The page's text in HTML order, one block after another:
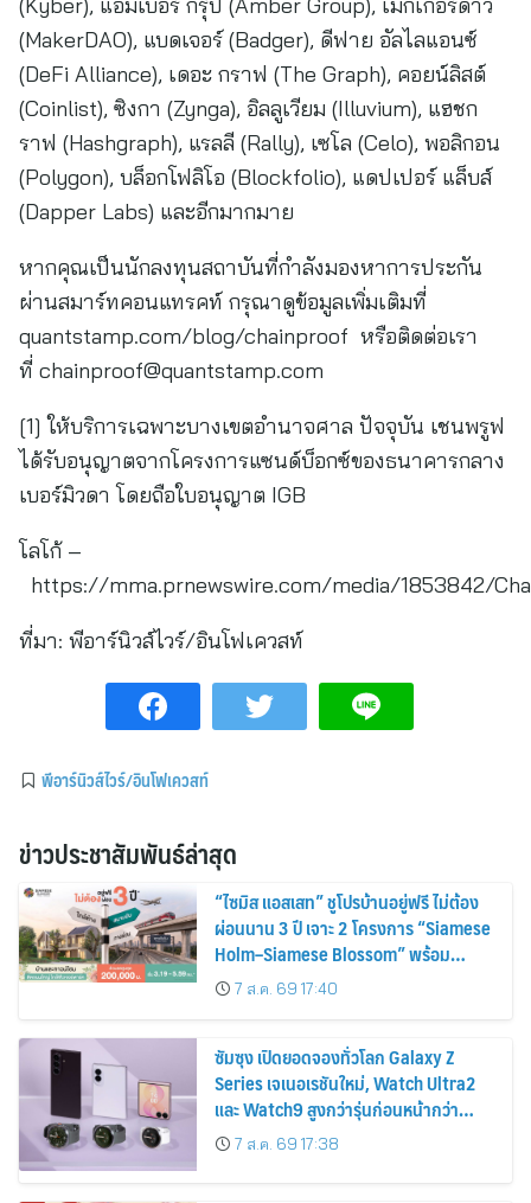
(MakerDAO), แบดเจอร์ (Badger), ดีฟาย อัลไลแอนซ์
(DeFi Alliance), เดอะ กราฟ (The Graph), คอยน์ลิสต์
(Coinlist), ซิงกา (Zynga), อิลลูเวียม (Illuvium), แฮชก
ราฟ (Hashgraph), แรลลี (Rally), เซโล (Celo), พอลิกอน
(Polygon), บล็อกโฟลิโอ (Blockfolio), แดปเปอร์ แล็บส์
(Dapper Labs) และอีกมากมาย
หากคุณเป็นนักลงทุนสถาบันที่กำลังมองหาการประกัน
ผ่านสมาร์ทคอนแทรคท์ กรุณาดูข้อมูลเพิ่มเติมที่
quantstamp.com/blog/chainproof หรือติดต่อเรา
ที่ chainproof@quantstamp.com
[1] ให้บริการเฉพาะบางเขตอำนาจศาล ปัจจุบัน เชนพรูฟ
ได้รับอนุญาตจากโครงการแซนด์บ็อกซ์ของธนาคารกลาง
เบอร์มิวดา โดยถือใบอนุญาต IGB
โลโก้ –
https://mma.prnewswire.com/media/1853842/
ที่มา: พีอาร์นิวส์ไวร์/อินโฟเควสท์
พีอาร์นิวส์ไวร์/อินโฟเควสท์
ข่าวประชาสัมพันธ์ล่าสุด
“ไซมิส แอสเสท” ชูโปรบ้านอยู่ฟรี ไม่ต้อง
ผ่อนนาน 3 ปี เจาะ 2 โครงการ “Siamese
Holm–Siamese Blossom” พร้อม
ส่วนลดและสิทธิพิเศษถึง 31 สิงหาคม
2569
7 ส.ค. 69 17:40
ซัมซุง เปิดยอดจองทั่วโลก Galaxy Z
Series เจเนอเรชันใหม่, Watch Ultra2
และ Watch9 สูงกว่ารุ่นก่อนหน้ากว่า
30%7 ส.ค. 69 17:38